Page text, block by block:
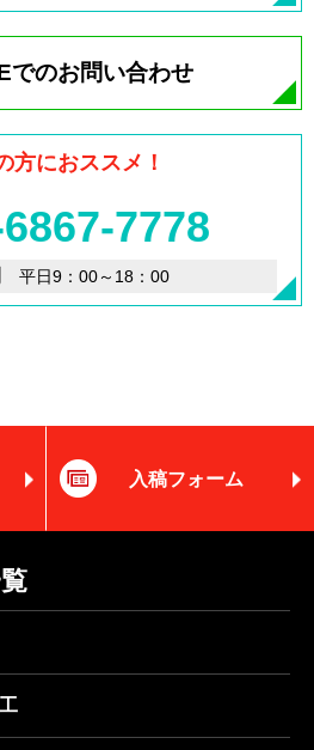
のお問い合わせ
方におススメ！
7778
平日9：00～18：00
入稿フォーム